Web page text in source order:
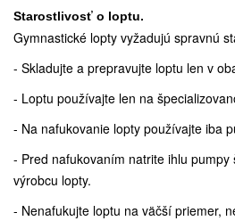
Starostlivosť o loptu.
Gymnastické lopty vyžadujú spravnú
- Skladujte a prepravujte loptu len v
- Loptu používajte len na
- Na nafukovanie lopty používajte iba
- Pred nafukovaním natrite ihlu pumpy
výrobcu lopty.
- Nenafukujte loptu na väčší priemer,